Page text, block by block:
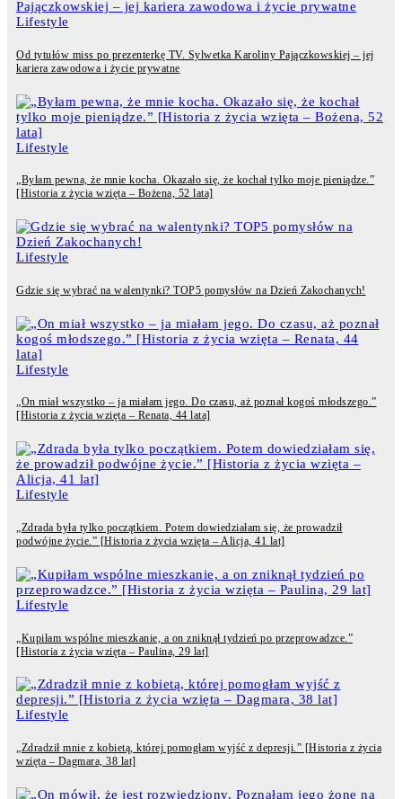
Lifestyle
Od tytułów miss po prezenterkę TV. Sylwetka Karoliny Pajączkowskiej – jej
kariera zawodowa i życie prywatne
Lifestyle
„Byłam pewna, że mnie kocha. Okazało się, że kochał tylko moje pieniądze.”
[Historia z życia wzięta – Bożena, 52 lata]
Lifestyle
Gdzie się wybrać na walentynki? TOP5 pomysłów na Dzień Zakochanych!
Lifestyle
„On miał wszystko – ja miałam jego. Do czasu, aż poznał kogoś młodszego.”
[Historia z życia wzięta – Renata, 44 lata]
Lifestyle
„Zdrada była tylko początkiem. Potem dowiedziałam się, że prowadził
podwójne życie.” [Historia z życia wzięta – Alicja, 41 lat]
Lifestyle
„Kupiłam wspólne mieszkanie, a on zniknął tydzień po przeprowadzce.”
[Historia z życia wzięta – Paulina, 29 lat]
Lifestyle
„Zdradził mnie z kobietą, której pomogłam wyjść z depresji.” [Historia z życia
wzięta – Dagmara, 38 lat]